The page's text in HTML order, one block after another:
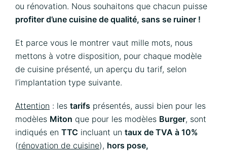
ou rénovation. Nous souhaitons que chacun puisse
profiter d’une cuisine de qualité, sans se ruiner !
Et parce vous le montrer vaut mille mots, nous
mettons à votre disposition, pour chaque modèle
de cuisine présenté, un aperçu du tarif, selon
l’implantation type suivante.
Attention : les tarifs présentés, aussi bien pour les
modèles Miton que pour les modèles Burger, sont
indiqués en TTC incluant un taux de TVA à 10%
(rénovation de cuisine), hors pose,